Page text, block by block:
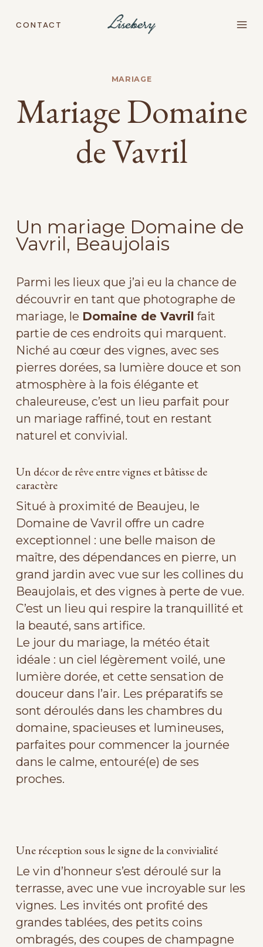
CONTACT
MARIAGE
Mariage Domaine
de Vavril
Un mariage Domaine de
Vavril, Beaujolais
Parmi les lieux que j’ai eu la chance de
découvrir en tant que photographe de
mariage, le Domaine de Vavril fait
partie de ces endroits qui marquent.
Niché au cœur des vignes, avec ses
pierres dorées, sa lumière douce et son
atmosphère à la fois élégante et
chaleureuse, c’est un lieu parfait pour
un mariage raffiné, tout en restant
naturel et convivial.
Un décor de rêve entre vignes et bâtisse de
caractère
Situé à proximité de Beaujeu, le
Domaine de Vavril offre un cadre
exceptionnel : une belle maison de
maître, des dépendances en pierre, un
grand jardin avec vue sur les collines du
Beaujolais, et des vignes à perte de vue.
C’est un lieu qui respire la tranquillité et
la beauté, sans artifice.
Le jour du mariage, la météo était
idéale : un ciel légèrement voilé, une
lumière dorée, et cette sensation de
douceur dans l’air. Les préparatifs se
sont déroulés dans les chambres du
domaine, spacieuses et lumineuses,
parfaites pour commencer la journée
dans le calme, entouré(e) de ses
proches.
Une réception sous le signe de la convivialité
Le vin d’honneur s’est déroulé sur la
terrasse, avec une vue incroyable sur les
vignes. Les invités ont profité des
grandes tablées, des petits coins
ombragés, des coupes de champagne